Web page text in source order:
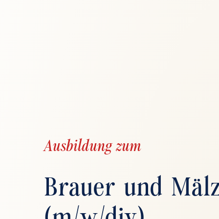
Ausbildung zum
Brauer und